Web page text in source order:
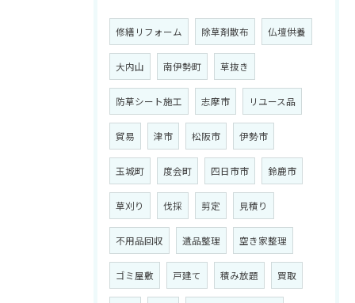
修繕リフォーム 除草剤散布 仏壇供養
大内山 南伊勢町 草抜き
防草シート施工 志摩市 リユース品
貿易 津市 松阪市 伊勢市
玉城町 度会町 四日市市 鈴鹿市
草刈り 伐採 剪定 見積り
不用品回収 遺品整理 空き家整理
ゴミ屋敷 戸建て 積み放題 買取